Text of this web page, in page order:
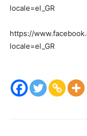
locale=el_GR
https://
locale=el_GR